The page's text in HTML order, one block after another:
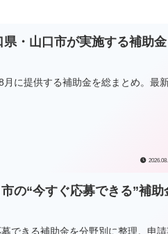
県・山口市が実施する補助金
に提供する補助金を総まとめ。最
の“今すぐ応募できる”補助
できる補助金を分野別に整理。申請